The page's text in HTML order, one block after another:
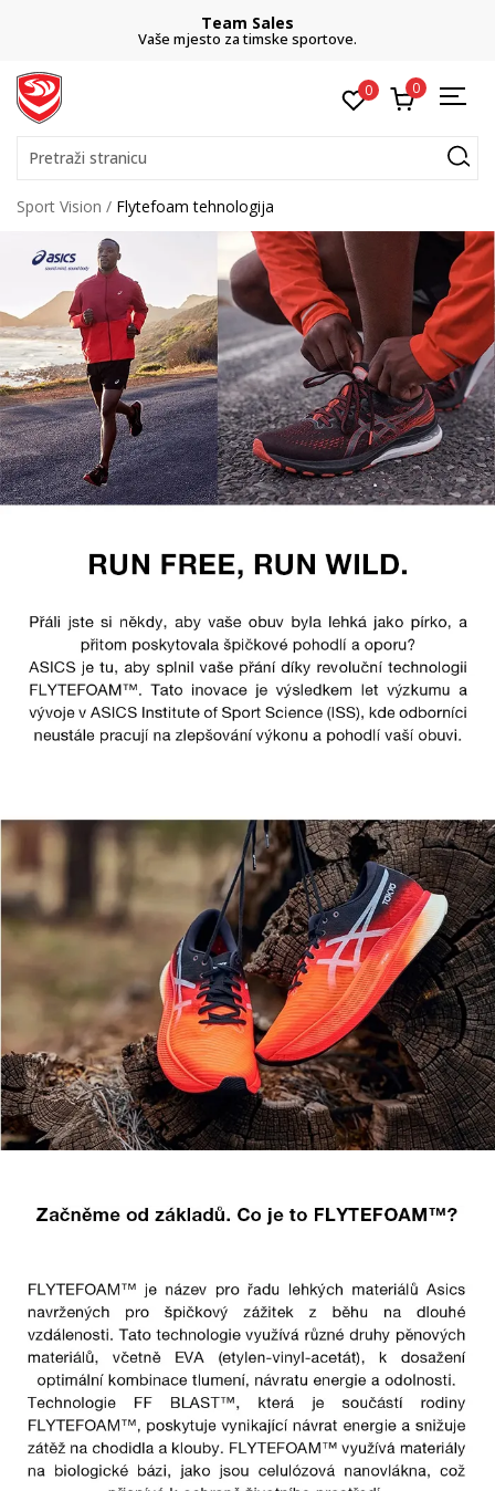
Team Sales
Vaše mjesto za timske sportove.
0 0
Pretraži stranicu
Sport Vision Flytefoam tehnologija